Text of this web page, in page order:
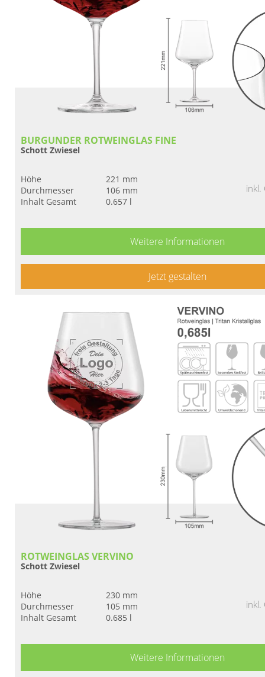
BURGUNDER ROTWEINGLAS FINE
Schott Zwiesel
Höhe
221 mm
Durchmesser
106 mm
Inhalt Gesamt
0.657 l
inkl.
Weitere Informationen
Jetzt gestalten
ROTWEINGLAS VERVINO
Schott Zwiesel
Höhe
230 mm
Durchmesser
105 mm
Inhalt Gesamt
0.685 l
inkl.
Weitere Informationen